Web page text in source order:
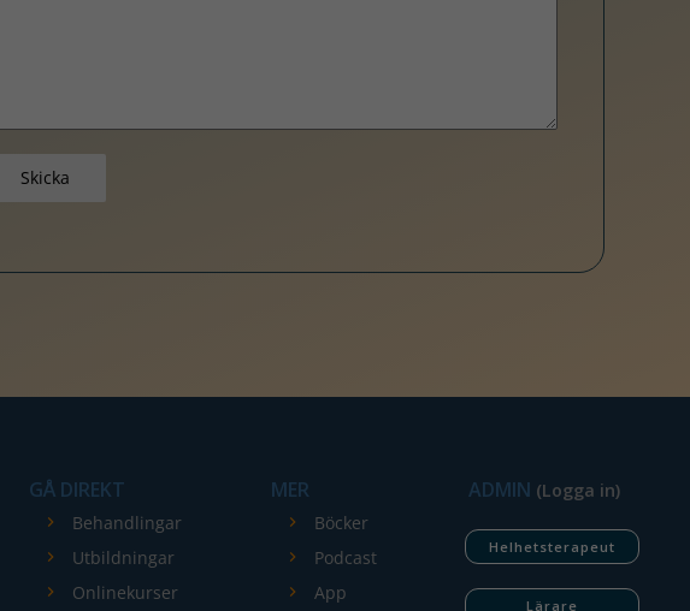
Skicka
GÅ DIREKT
Behandlingar
Utbildningar
Onlinekurser
MER
Böcker
Podcast
App
ADMIN (Logga in)
Helhetsterapeut
Lärare